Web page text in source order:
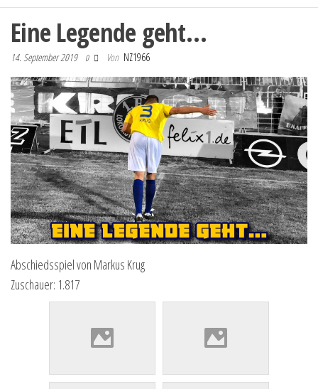
Eine Legende geht…
14. September 2019 0 Von NZ1966
Abschiedsspiel von Markus Krug
Zuschauer: 1.817